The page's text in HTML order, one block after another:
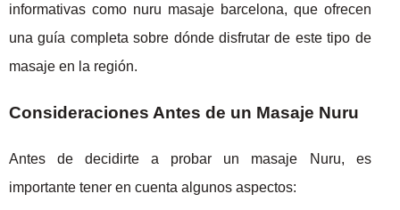
informativas como nuru masaje barcelona, que ofrecen
una guía completa sobre dónde disfrutar de este tipo de
masaje en la región.
Consideraciones Antes de un Masaje Nuru
Antes de decidirte a probar un masaje Nuru, es
importante tener en cuenta algunos aspectos: